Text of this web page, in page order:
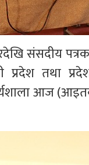
संसदीय
प्रदेश तथा
आज